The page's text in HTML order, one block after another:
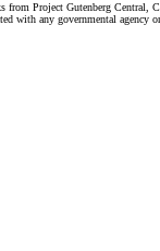
Project Gutenberg Central,
with any governmental agency